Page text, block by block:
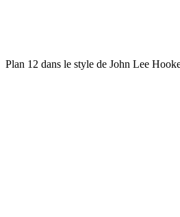
Plan 12 dans le style de John Lee